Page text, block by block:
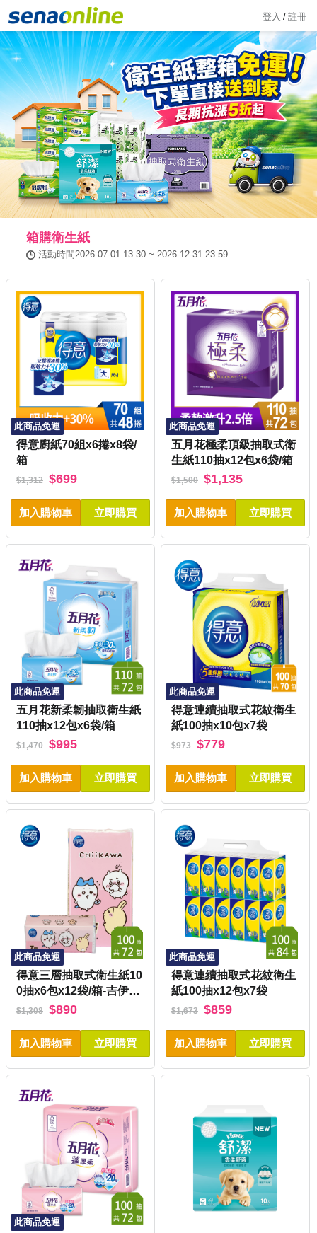
登入 / 註冊
箱購衛生紙
活動時間2026-07-01 13:30 ~ 2026-12-31 23:59
此商品免運
得意廚紙70組x6捲x8袋/
箱
$1,312 $699
加入購物車 立即購買
此商品免運
五月花極柔頂級抽取式衛
生紙110抽x12包x6袋/箱
$1,500 $1,135
加入購物車 立即購買
此商品免運
五月花新柔韌抽取衛生紙
110抽x12包x6袋/箱
$1,470 $995
加入購物車 立即購買
此商品免運
得意連續抽取式花紋衛生
紙100抽x10包x7袋
$973 $779
加入購物車 立即購買
此商品免運
得意三層抽取式衛生紙10
0抽x6包x12袋/箱-吉伊卡
哇版
$1,308 $890
加入購物車 立即購買
此商品免運
得意連續抽取式花紋衛生
紙100抽x12包x7袋
$1,673 $859
加入購物車 立即購買
此商品免運